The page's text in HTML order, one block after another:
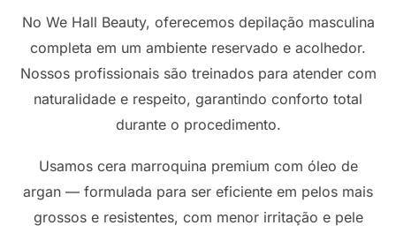
No We Hall Beauty, oferecemos depilação masculina
completa em um ambiente reservado e acolhedor.
Nossos profissionais são treinados para atender com
naturalidade e respeito, garantindo conforto total
durante o procedimento.
Usamos cera marroquina premium com óleo de
argan — formulada para ser eficiente em pelos mais
grossos e resistentes, com menor irritação e pele